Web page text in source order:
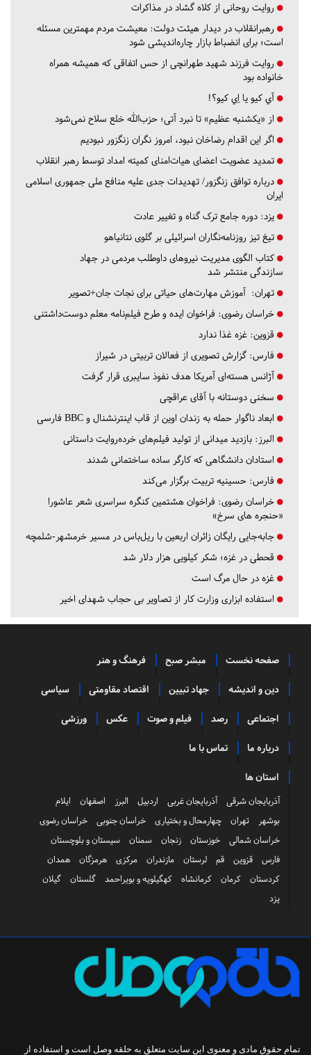
روایت روحانی از کلاه گشاد در مذاکرات
رهبرانقلاب در دیدار هیئت دولت: معیشت مردم مهمترین مسئله
است؛ برای انضباط بازار چاره‌اندیشی شود
روایت فرزند شهید طهرانچی از حس اتفاقی که همیشه همراه
خانواده بود
آي كيو يا اِي كيو؟!
از «یکشنبه عظیم» تا نبرد آتی؛ حزب‌الله خلع سلاح نمی‌شود
اگر این اقدام رضاخان نبود، امروز نگران زنگزور نبودیم
تمدید عضویت اعضای هیات‌امنای کمیته امداد توسط رهبر انقلاب
درباره توافق زنگزور/ تهدیدات جدی علیه منافع ملی جمهوری اسلامی
ایران
یزد: دوره جامع ترک گناه و تغییر عادت
تیغ تیز روزنامه‌نگاران اسرائیلی بر گلوی نتانیاهو
کتاب الگوی مدیریت نیروهای داوطلب مردمی در جهاد
سازندگی منتشر شد
تهران: آموزش مهارت‌های حیاتی برای نجات جان+تصویر
خراسان رضوی: فراخوان ایده و طرح فیلم‌نامه معلم دوست‌داشتنی
قزوین: غزه غذا ندارد
فارس: گزارش تصویری از فعالان تربیتی در شیراز
آژانس هسته‌ای آمریکا هدف نفوذ سایبری قرار گرفت
سخنی دوستانه با آقای عراقچی
ابعاد ناگوار حمله به زندان اوین از قاب اینترنشنال و BBC فارسی
البرز: بازدید میدانی از تولید فیلم‌های خرده‌روایت داستانی
استادان دانشگاهی که کارگر ساده ساختمانی شدند
فارس: حسینیه تربیت برگزار می‌کند
خراسان رضوی: فراخوان هشتمین کنگره سراسری شعر عاشورا
«حنجره های سرخ»
جابه‌جایی رایگان زائران اربعین با ریل‌باس در مسیر خرمشهر-شلمچه
قحطی در غزه؛ شکر کیلویی هزار دلار شد
غزه در حال مرگ است
استفاده ابزاری وزارت کار از تصاویر بی حجاب شهدای اخیر
صفحه نخست مبشر صبح فرهنگ و هنر
دین و اندیشه جهاد تبیین اقتصاد مقاومتی سیاسی
اجتماعی رصد فیلم و صوت عکس ورزشی
درباره ما تماس با ما
استان ها
آذربایجان شرقی آذربایجان غربی اردبیل البرز اصفهان
ایلام
بوشهر
تهران چهارمحال و بختیاری خراسان جنوبی
خراسان رضوی
خراسان شمالی
خوزستان زنجان سمنان
سیستان و بلوچستان
فارس
قزوین قم لرستان مازندران مرکزی هرمزگان
همدان
کردستان
کرمان کرمانشاه کهگیلویه و بویراحمد گلستان
گیلان
یزد
تمام حقوق مادی و معنوی این سایت متعلق به حلقه وصل است و استفاده از